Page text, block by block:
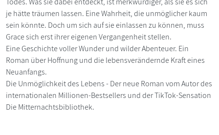
je hätte träumen lassen. Eine Wahrheit, die unmöglicher kaum
sein könnte. Doch um sich auf sie einlassen zu können, muss
Grace sich erst ihrer eigenen Vergangenheit stellen.
Eine Geschichte voller Wunder und wilder Abenteuer. Ein
Roman über Hoffnung und die lebensverändernde Kraft eines
Neuanfangs.
Die Unmöglichkeit des Lebens - Der neue Roman vom Autor des
internationalen Millionen-Bestsellers und der TikTok-Sensation
Die Mitternachtsbibliothek.